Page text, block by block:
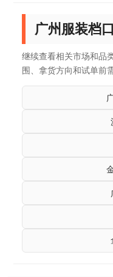
广州服装档
继续查看相关市场和品
围、拿货方向和试单前